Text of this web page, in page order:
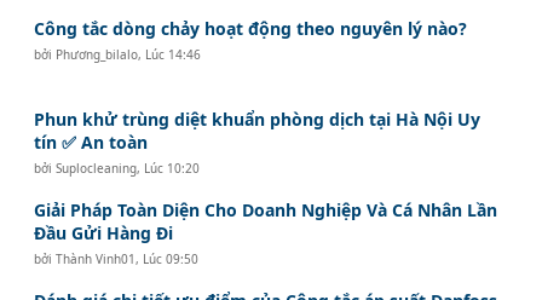
Công tắc dòng chảy hoạt động theo nguyên lý nào?
bởi Phương_bilalo, Lúc 14:46
Phun khử trùng diệt khuẩn phòng dịch tại Hà Nội Uy
tín ✅ An toàn
bởiSuplocleaning, Lúc 10:20
Giải Pháp Toàn Diện Cho Doanh Nghiệp Và Cá Nhân Lần
Đầu Gửi Hàng Đi
bởiThành Vinh01, Lúc 09:50